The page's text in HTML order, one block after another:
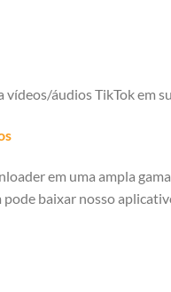
áudios TikTok em
em uma ampla
baixar nosso